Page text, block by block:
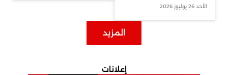
الأحد 26 يوليوز 2026
المزيد
إعلانات